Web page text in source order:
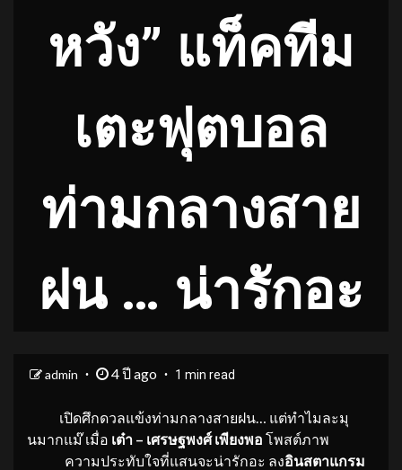
หวัง” แท็คทีม
เตะฟุตบอล
ท่ามกลางสาย
ฝน … น่ารักอะ
admin 4 ปี ago 1 min read
เปิดศึกดวลแข้งท่ามกลางสายฝน… แต่ทำไมละมุ
นมากแม๊ เมื่อ เต๋า – เศรษฐพงศ์ เพียงพอ โพสต์ภาพ
ความประทับใจที่แสนจะน่ารักอะ ลงอินสตาแกรม